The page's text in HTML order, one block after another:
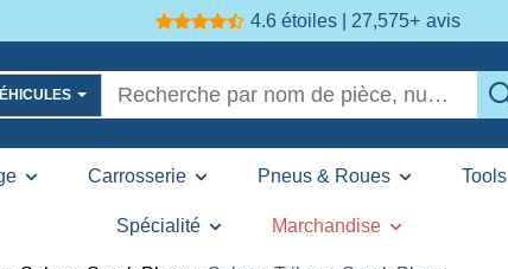
4.6 étoiles | 27,575+ avis
Carrosserie Pneus & Roues Tools
Spécialité Marchandise